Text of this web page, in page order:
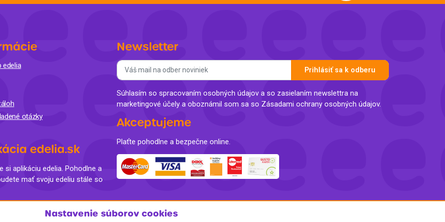
edelia
otázky
edelia.sk
si aplikáciu edelia. Pohodlne a
mať svoju edeliu stále so
Newsletter
Prihlásiť sa k odberu
Súhlasím so spracovaním osobných údajov a so zasielaním newslettra na
marketingové účely a oboznámil som sa so Zásadami ochrany osobných údajov.
Akceptujeme
Plaťte pohodlne a bezpečne online.
Nastavenie súborov cookies